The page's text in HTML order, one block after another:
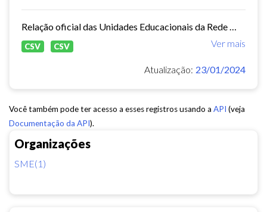
Organizações
SME(1)
Ver mais
CSV CSV
Atualização: 23/01/2024
Você também pode ter acesso a esses registros usando a API (veja
Documentação da API).